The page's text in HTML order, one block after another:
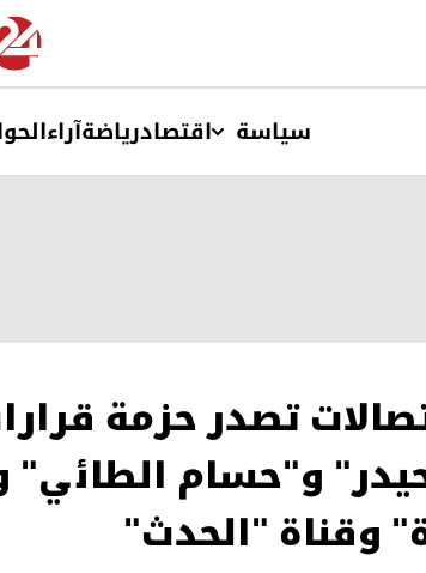
سیاسة اقتصادریاضةآراء
تصدر حزمة
و"حسام الطائي"
وقناة "الحدث"